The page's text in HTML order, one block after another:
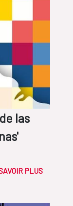
las
PLUS